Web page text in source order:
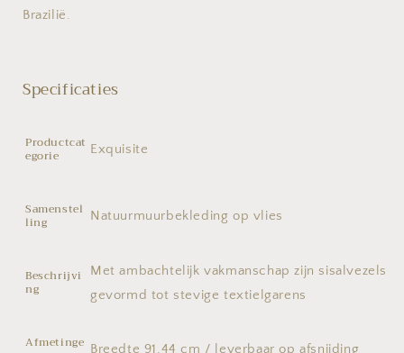
Brazilië.
Specificaties
Productcat
egorie Exquisite
Samenstel
ling Natuurmuurbekleding op vlies
Beschrijvi
ng
Met ambachtelijk vakmanschap zijn sisalvezels
gevormd tot stevige textielgarens
Afmetinge Breedte 91,44 cm / leverbaar op afsnijding